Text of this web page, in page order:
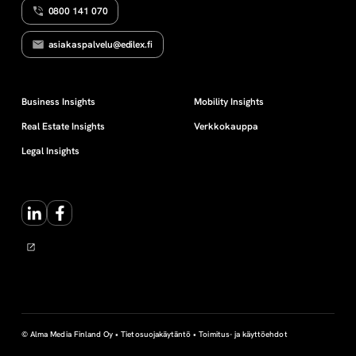
i
t
o
r
e
k
i
s
R
I
0800 141 070
asiakaspalvelu@edilex.fi
Business Insights
Real Estate Insights
Legal Insights
Mobility Insights
Verkkokauppa
LinkedInFacebook
© Alma Media Finland Oy •Tietosuojakäytäntö •Toimitus- ja käyttöehdot